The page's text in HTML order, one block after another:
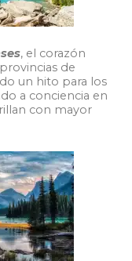
, el corazón
de
un hito para los
a conciencia en
con mayor